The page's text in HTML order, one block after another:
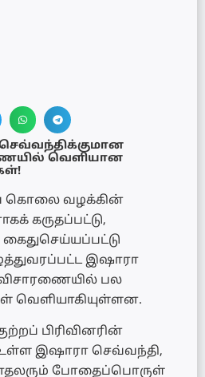
வெளியான
கொலை வழக்கின்
கருதப்பட்டு,
கைதுசெய்யப்பட்டு
இஷாரா
பல
வெளியாகியுள்ளன.
பிரிவினரின்
உள்ள இஷாரா செவ்வந்தி,
போதைப்பொருள்